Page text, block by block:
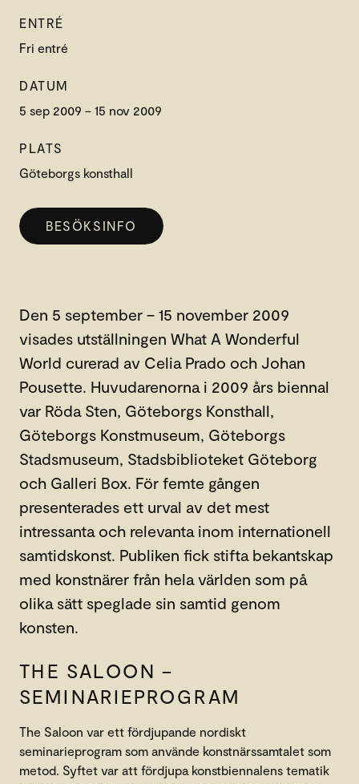
ENTRÉ
Fri entré
DATUM
5 sep 2009 – 15 nov 2009
PLATS
Göteborgs konsthall
BESÖKSINFO
Den 5 september – 15 november 2009
visades utställningen What A Wonderful
World curerad av Celia Prado och Johan
Pousette. Huvudarenorna i 2009 års biennal
var Röda Sten, Göteborgs Konsthall,
Göteborgs Konstmuseum, Göteborgs
Stadsmuseum, Stadsbiblioteket Göteborg
och Galleri Box. För femte gången
presenterades ett urval av det mest
intressanta och relevanta inom internationell
samtidskonst. Publiken fick stifta bekantskap
med konstnärer från hela världen som på
olika sätt speglade sin samtid genom
konsten.
THE SALOON –
SEMINARIEPROGRAM
The Saloon var ett fördjupande nordiskt
seminarieprogram som använde konstnärssamtalet som
metod. Syftet var att fördjupa konstbiennalens tematik